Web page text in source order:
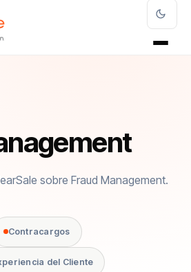
sobre Fraud Management.
Contracargos
del Cliente